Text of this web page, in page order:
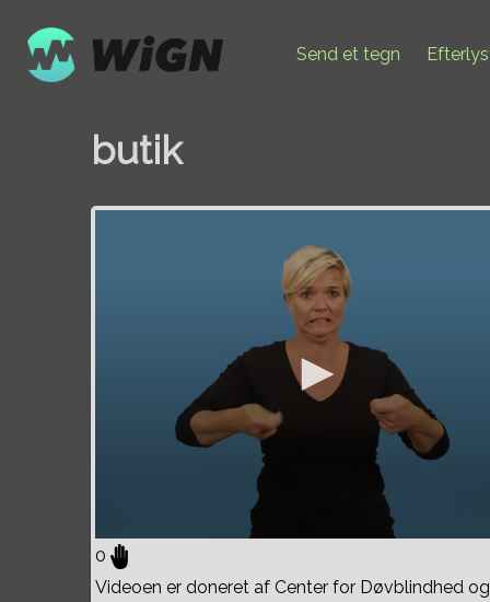
Send et tegn
butik
0
Videoen er doneret af Center for Døvblindhed og